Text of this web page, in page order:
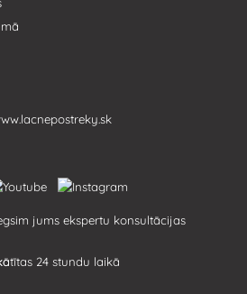
jums ekspertu konsultācijas
24 stundu laikā